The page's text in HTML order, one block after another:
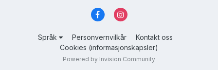
Språk Personvernvilkår
Kontakt oss
Cookies (informasjonskapsler)
Powered by Invision Community